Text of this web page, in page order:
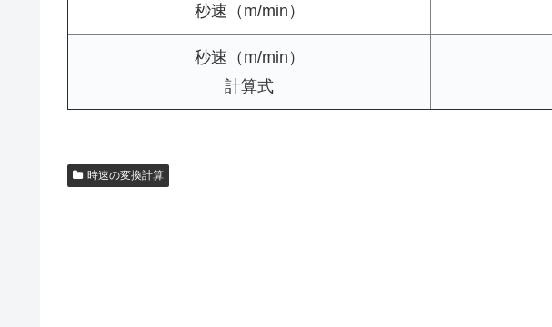
秒速（m/min）
秒速（m/min）
計算式
時速の変換計算